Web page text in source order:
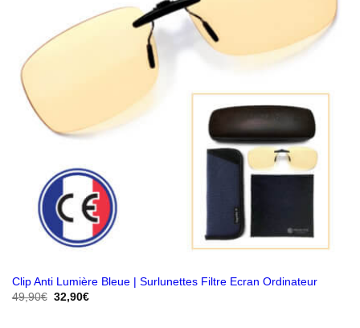
Clip Anti Lumière Bleue | Surlunettes Filtre Ecran Ordinateur
49,90€ Le
32,90€Le